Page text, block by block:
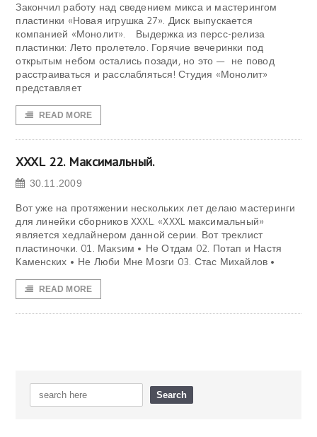
Закончил работу над сведением микса и мастерингом
пластинки «Новая игрушка 27». Диск выпускается
компанией «Монолит». Выдержка из персс-релиза
пластинки: Лето пролетело. Горячие вечеринки под
открытым небом остались позади, но это — не повод
расстраиваться и расслабляться! Студия «Монолит»
представляет
READ MORE
XXXL 22. Максимальный.
30.11.2009
Вот уже на протяжении нескольких лет делаю мастеринги
для линейки сборников XXXL. «XXXL максимальный»
является хедлайнером данной серии. Вот треклист
пластиночки. 01. Макsим • Не Отдам 02. Потап и Настя
Каменских • Не Люби Мне Мозги 03. Стас Михайлов •
READ MORE